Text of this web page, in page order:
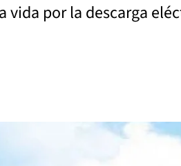
vida por la descarga